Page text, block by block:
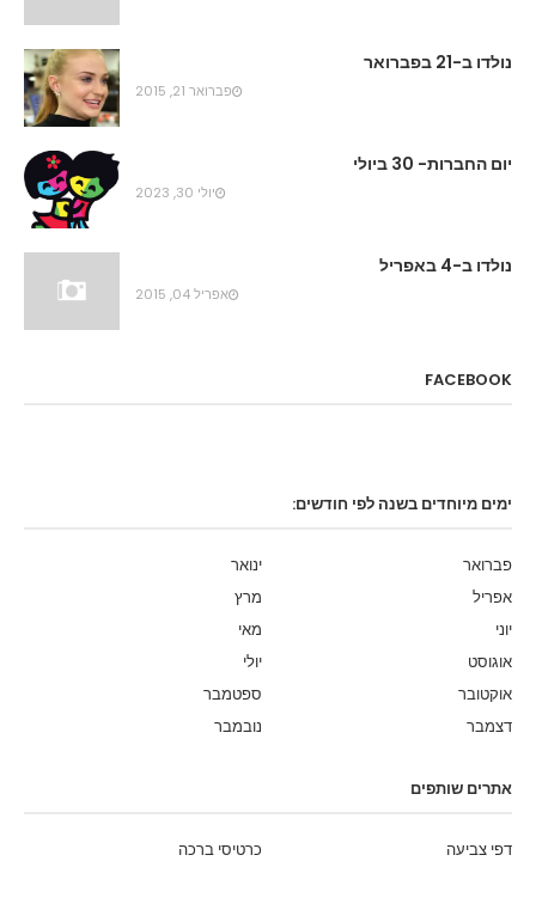
נולדו ב-21 בפברואר
פברואר 21, 2015
יום החברות- 30 ביולי
יולי 30, 2023
נולדו ב-4 באפריל
אפריל 04, 2015
FACEBOOK
ימים מיוחדים בשנה לפי חודשים:
ינואר
פברואר
מרץ
אפריל
מאי
יוני
יולי
אוגוסט
ספטמבר
אוקטובר
נובמבר
דצמבר
אתרים שותפים
כרטיסי ברכה דפי צביעה